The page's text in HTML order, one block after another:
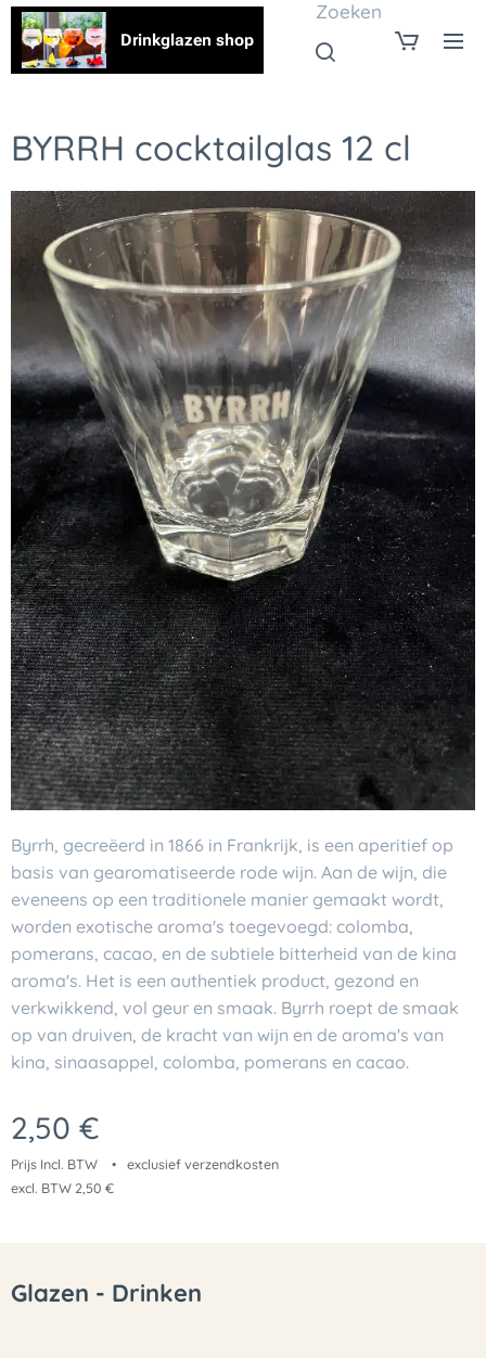
Drinkglazen shop
Zoeken
BYRRH cocktailglas 12 cl
Byrrh, gecreëerd in 1866 in Frankrijk, is een aperitief op
basis van gearomatiseerde rode wijn. Aan de wijn, die
eveneens op een traditionele manier gemaakt wordt,
worden exotische aroma's toegevoegd: colomba,
pomerans, cacao, en de subtiele bitterheid van de kina
aroma's. Het is een authentiek product, gezond en
verkwikkend, vol geur en smaak. Byrrh roept de smaak
op van druiven, de kracht van wijn en de aroma's van
kina, sinaasappel, colomba, pomerans en cacao.
2,50 €
Prijs Incl. BTW
exclusief verzendkosten
excl. BTW 2,50 €
Glazen - Drinken